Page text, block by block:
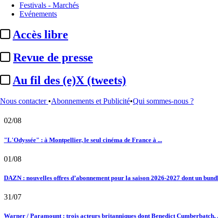
Festivals - Marchés
Evénements
Accès libre
Revue de presse
Au fil des (e)X (tweets)
Nous contacter •Abonnements et Publicité•Qui sommes-nous ?
EssentielCrédits d’impôt :
01/07/2026
InstitutionnelPLF 2027 / Assemblée nationale :
Au fil des (e)X (tweets) : Kavinsky, hommage, argentique, 4K, Clooney,
02/08
Satellifacts : pause d'été
02/08
"L'Odyssée" : à Montpellier, le seul cinéma de France à ...
01/08
DAZN : nouvelles offres d’abonnement pour la saison 2026-2027 dont un
31/07
Warner / Paramount : trois acteurs britanniques dont Benedict Cumberbatch,